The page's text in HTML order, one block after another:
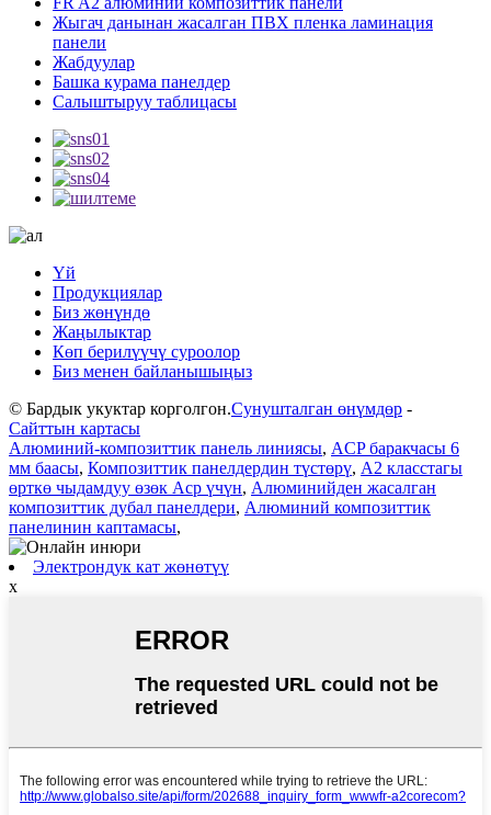
Жыгач данынан жасалган ПВХ пленка ламинация
панели
Жабдуулар
Башка курама панелдер
Салыштыруу таблицасы
Үй
Продукциялар
Биз жөнүндө
Жаңылыктар
Көп берилүүчү суроолор
Биз менен байланышыңыз
© Бардык укуктар корголгон.Сунушталган өнүмдөр -
Сайттын картасы
Алюминий-композиттик панель линиясы, ACP баракчасы 6
мм баасы, Композиттик панелдердин түстөрү, A2 класстагы
өрткө чыдамдуу өзөк Acp үчүн, Алюминийден жасалган
композиттик дубал панелдери, Алюминий композиттик
панелинин каптамасы,
Электрондук кат жөнөтүү
x